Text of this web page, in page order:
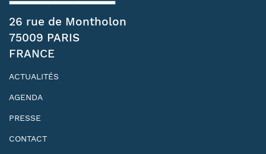
26 rue de Montholon
75009 PARIS
FRANCE
ACTUALITÉS
AGENDA
PRESSE
CONTACT